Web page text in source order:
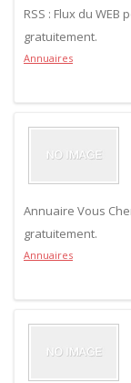
RSS : Flux du
gratuitement.
Annuaires
Annuaire Vous
gratuitement.
Annuaires